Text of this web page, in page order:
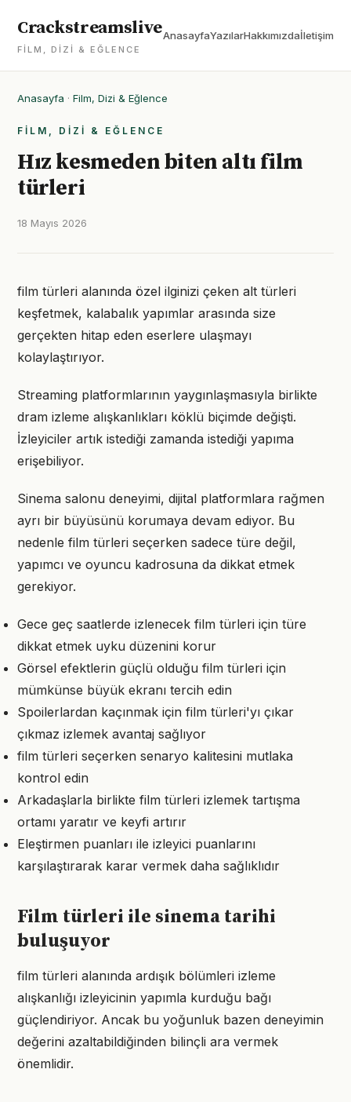
Crackstreamslive
FILM, DIZI & EĞLENCE
AnasayfaYazılarHakkımızdaİletişim
Anasayfa · Film, Dizi & Eğlence
FILM, DIZI & EĞLENCE
Hız kesmeden biten altı film
türleri
18 Mayıs 2026
film türleri alanında özel ilginizi çeken alt türleri
keşfetmek, kalabalık yapımlar arasında size
gerçekten hitap eden eserlere ulaşmayı
kolaylaştırıyor.
Streaming platformlarının yaygınlaşmasıyla birlikte
dram izleme alışkanlıkları köklü biçimde değişti.
İzleyiciler artık istediği zamanda istediği yapıma
erişebiliyor.
Sinema salonu deneyimi, dijital platformlara rağmen
ayrı bir büyüsünü korumaya devam ediyor. Bu
nedenle film türleri seçerken sadece türe değil,
yapımcı ve oyuncu kadrosuna da dikkat etmek
gerekiyor.
Gece geç saatlerde izlenecek film türleri için türe
dikkat etmek uyku düzenini korur
Görsel efektlerin güçlü olduğu film türleri için
mümkünse büyük ekranı tercih edin
Spoilerlardan kaçınmak için film türleri'yı çıkar
çıkmaz izlemek avantaj sağlıyor
film türleri seçerken senaryo kalitesini mutlaka
kontrol edin
Arkadaşlarla birlikte film türleri izlemek tartışma
ortamı yaratır ve keyfi artırır
Eleştirmen puanları ile izleyici puanlarını
karşılaştırarak karar vermek daha sağlıklıdır
Film türleri ile sinema tarihi
buluşuyor
film türleri alanında ardışık bölümleri izleme
alışkanlığı izleyicinin yapımla kurduğu bağı
güçlendiriyor. Ancak bu yoğunluk bazen deneyimin
değerini azaltabildiğinden bilinçli ara vermek
önemlidir.